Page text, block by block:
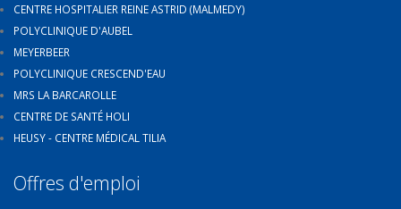
CENTRE HOSPITALIER REINE ASTRID (MALMEDY)
POLYCLINIQUE D'AUBEL
MEYERBEER
POLYCLINIQUE CRESCEND'EAU
MRS LA BARCAROLLE
CENTRE DE SANTÉ HOLI
HEUSY - CENTRE MÉDICAL TILIA
Offres d'emploi